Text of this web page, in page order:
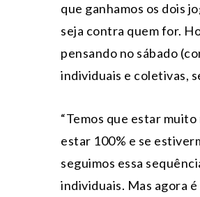
que ganhamos os dois
seja contra quem for.
pensando no sábado
individuais e coletivas,
“Temos que estar
estar 100% e se
seguimos essa
individuais. Mas agora